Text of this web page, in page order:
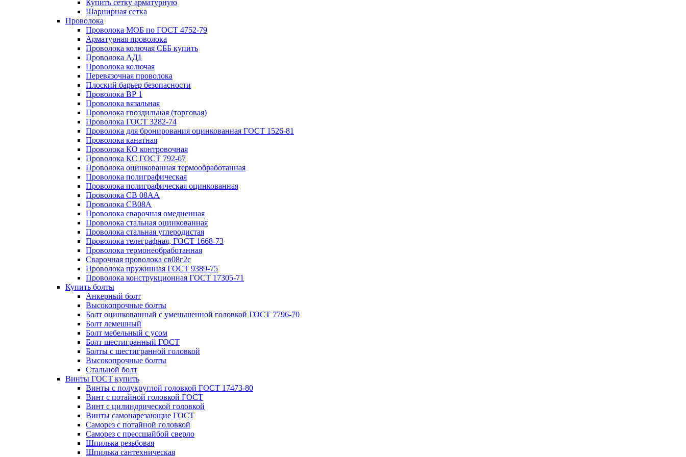
Купить сетку арматурную
Шарнирная сетка
Проволока
Проволока МОБ по ГОСТ 4752-79
Арматурная проволока
Проволока колючая СББ купить
Проволока АД1
Проволока колючая
Перевязочная проволока
Плоский барьер безопасности
Проволока ВР 1
Проволока вязальная
Проволока гвоздильная (торговая)
Проволока ГОСТ 3282-74
Проволока для бронирования оцинкованная ГОСТ 1526-81
Проволока канатная
Проволока КО контровочная
Проволока КС ГОСТ 792-67
Проволока оцинкованная термообработанная
Проволока полиграфическая
Проволока полиграфическая оцинкованная
Проволока СВ 08АА
Проволока СВ08А
Проволока сварочная омедненная
Проволока стальная оцинкованная
Проволока стальная углеродистая
Проволока телеграфная, ГОСТ 1668-73
Проволока термонеобработанная
Сварочная проволока св08г2с
Проволока пружинная ГОСТ 9389-75
Проволока конструкционная ГОСТ 17305-71
Купить болты
Анкерный болт
Высокопрочные болты
Болт оцинкованный с уменьшенной головкой ГОСТ 7796-70
Болт лемешный
Болт мебельный с усом
Болт шестигранный ГОСТ
Болты с шестигранной головкой
Высокопрочные болты
Стальной болт
Винты ГОСТ купить
Винты с полукруглой головкой ГОСТ 17473-80
Винт с потайной головкой ГОСТ
Винт с цилиндрической головкой
Винты самонарезающие ГОСТ
Саморез с потайной головкой
Саморез с прессшайбой сверло
Шпилька резьбовая
Шпилька сантехническая